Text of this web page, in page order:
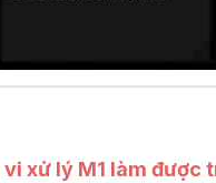
xử lý M1 làm được